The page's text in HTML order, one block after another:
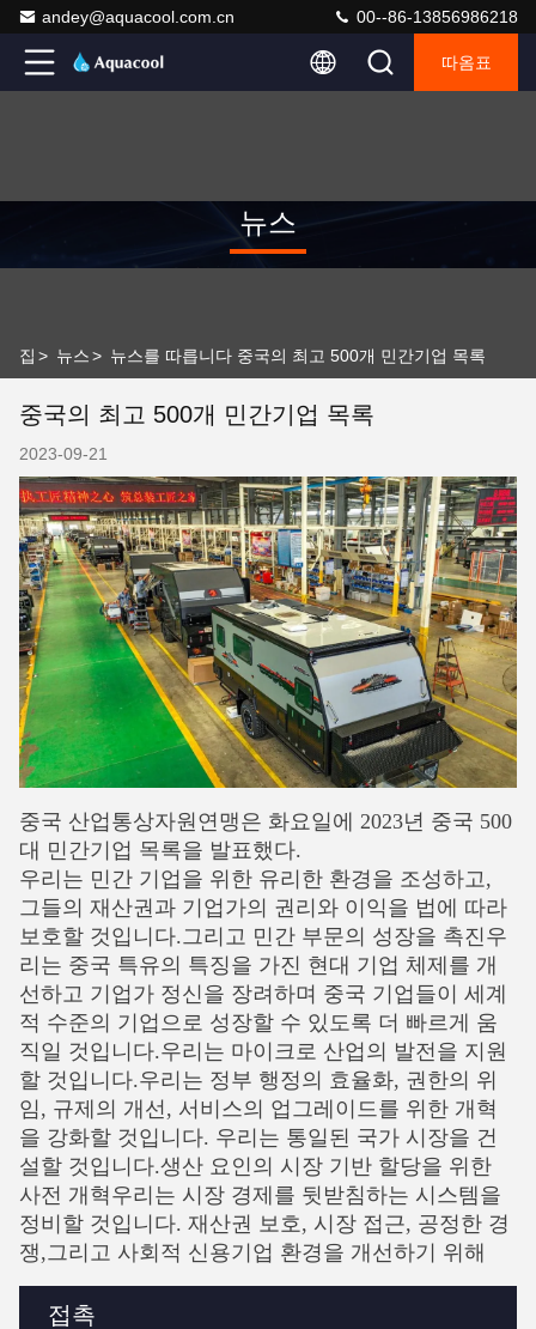
andey@aquacool.com.cn 00--86-13856986218
따옴표
뉴스
집 > 뉴스> 뉴스를 따릅니다 중국의 최고 500개 민간기업 목록
접촉
중국의 최고 500개 민간기업 목록
2023-09-21
중국 산업통상자원연맹은 화요일에 2023년 중국 500
대 민간기업 목록을 발표했다.
우리는 민간 기업을 위한 유리한 환경을 조성하고,
그들의 재산권과 기업가의 권리와 이익을 법에 따라
보호할 것입니다.그리고 민간 부문의 성장을 촉진우
리는 중국 특유의 특징을 가진 현대 기업 체제를 개
선하고 기업가 정신을 장려하며 중국 기업들이 세계
적 수준의 기업으로 성장할 수 있도록 더 빠르게 움
직일 것입니다.우리는 마이크로 산업의 발전을 지원
할 것입니다.우리는 정부 행정의 효율화, 권한의 위
임, 규제의 개선, 서비스의 업그레이드를 위한 개혁
을 강화할 것입니다. 우리는 통일된 국가 시장을 건
설할 것입니다.생산 요인의 시장 기반 할당을 위한
사전 개혁우리는 시장 경제를 뒷받침하는 시스템을
정비할 것입니다. 재산권 보호, 시장 접근, 공정한 경
쟁,그리고 사회적 신용기업 환경을 개선하기 위해